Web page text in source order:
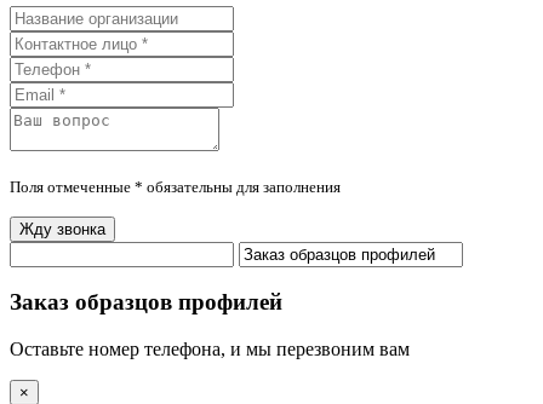
Поля отмеченные * обязательны для заполнения
Жду звонка
Заказ образцов профилей
Оставьте номер телефона, и мы перезвоним вам
×